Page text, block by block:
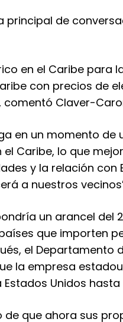
principal de
en el Caribe para
con precios de
Claver-
en un momento de
Caribe, lo que
y la relación con
a nuestros
un arancel del
que importen
el Departamento
la empresa
Unidos
de que ahora sus